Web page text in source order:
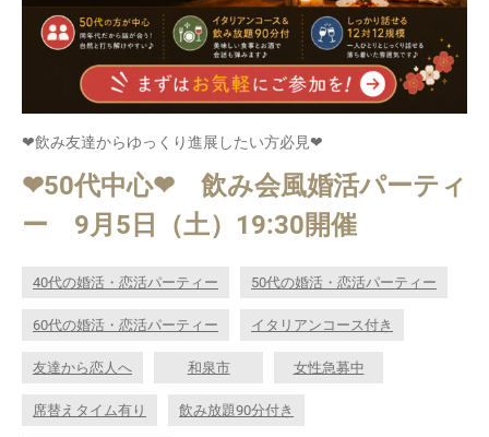
❤飲み友達からゆっくり進展したい方必見❤
❤50代中心❤ 飲み会風婚活パーティ
ー 9月5日（土）19:30開催
40代の婚活・恋活パーティー 50代の婚活・恋活パーティー
60代の婚活・恋活パーティー イタリアンコース付き
友達から恋人へ 和泉市 女性急募中
席替えタイム有り 飲み放題90分付き